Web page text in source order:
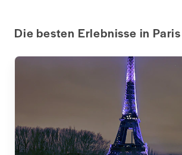
Die besten Erlebnisse in